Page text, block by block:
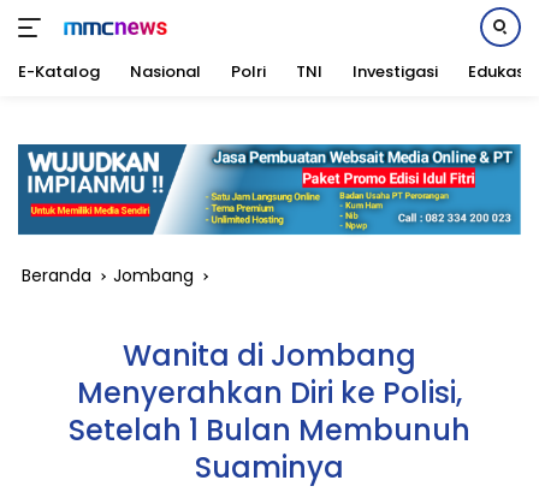
konten
E-Katalog Nasional Polri TNI Investigasi Edukasi
Beranda Jombang
Wanita di Jombang
Menyerahkan Diri ke Polisi,
Setelah 1 Bulan Membunuh
Suaminya